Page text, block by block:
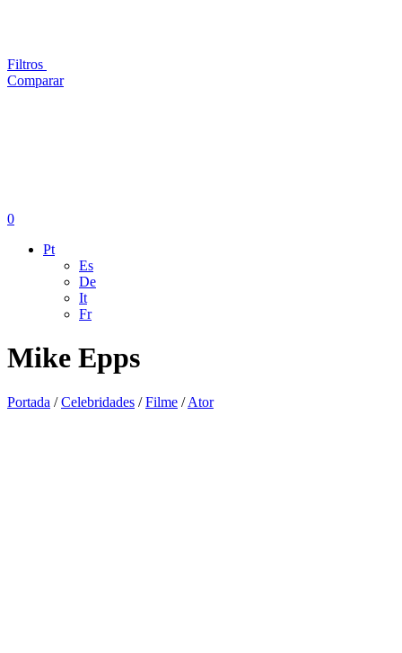
Filtros
Comparar
0
Pt
Es
De
It
Fr
Mike Epps
Portada /Celebridades /Filme /Ator